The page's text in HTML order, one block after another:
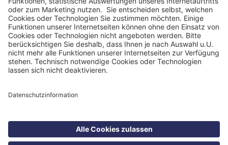
Datenschutz
Nutzungbedingungen
Barrierefreiheit
Cookie Einstellungen
©Blomenburg Holding GmbH 2026